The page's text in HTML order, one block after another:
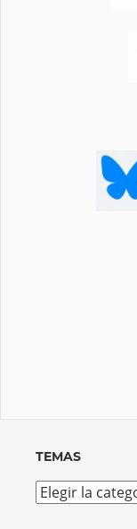
TEMAS
Temas